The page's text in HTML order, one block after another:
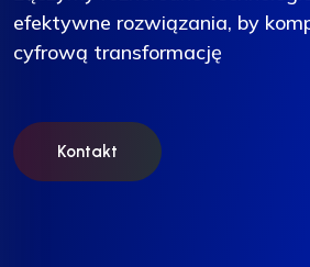
efektywne rozwiązania, by
cyfrową transformację
Kontakt
efektywne rozwiązania, by
cyfrową transformację
Kontakt
efektywne rozwiązania, by
cyfrową transformację
Kontakt